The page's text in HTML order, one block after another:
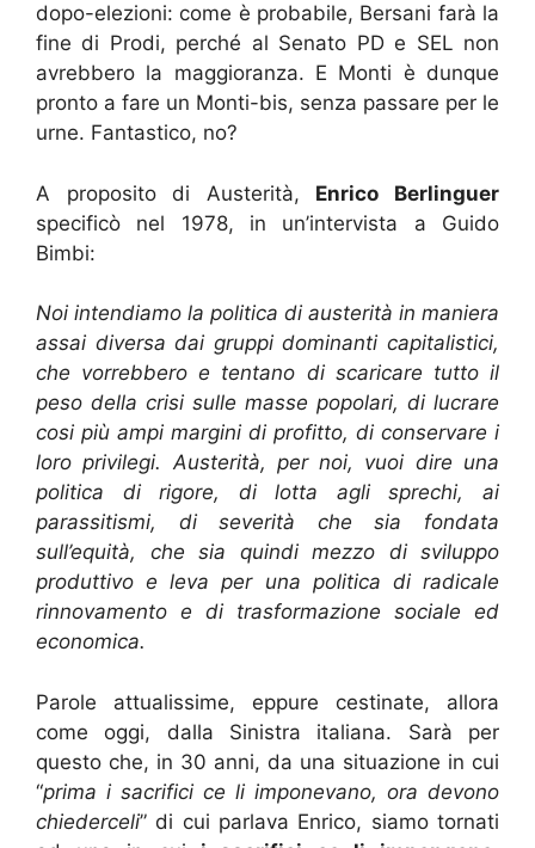
dopo-elezioni: come è probabile, Bersani farà la
fine di Prodi, perché al Senato PD e SEL non
avrebbero la maggioranza. E Monti è dunque
pronto a fare un Monti-bis, senza passare per le
urne. Fantastico, no?
A proposito di Austerità, Enrico Berlinguer
specificò nel 1978, in un’intervista a Guido
Bimbi:
Noi intendiamo la politica di austerità in maniera
assai diversa dai gruppi dominanti capitalistici,
che vorrebbero e tentano di scaricare tutto il
peso della crisi sulle masse popolari, di lucrare
cosi più ampi margini di profitto, di conservare i
loro privilegi. Austerità, per noi, vuoi dire una
politica di rigore, di lotta agli sprechi, ai
parassitismi, di severità che sia fondata
sull’equità, che sia quindi mezzo di sviluppo
produttivo e leva per una politica di radicale
rinnovamento e di trasformazione sociale ed
economica.
Parole attualissime, eppure cestinate, allora
come oggi, dalla Sinistra italiana. Sarà per
questo che, in 30 anni, da una situazione in cui
“prima i sacrifici ce li imponevano, ora devono
chiederceli” di cui parlava Enrico, siamo tornati